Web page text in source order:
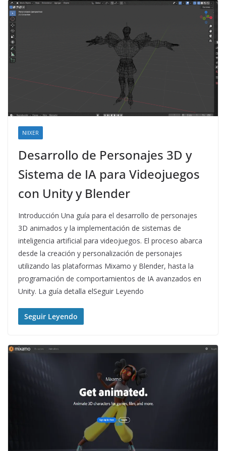
NIIXER
Desarrollo de Personajes 3D y
Sistema de IA para Videojuegos
con Unity y Blender
Introducción Una guía para el desarrollo de personajes
3D animados y la implementación de sistemas de
inteligencia artificial para videojuegos. El proceso abarca
desde la creación y personalización de personajes
utilizando las plataformas Mixamo y Blender, hasta la
programación de comportamientos de IA avanzados en
Unity. La guía detalla elSeguir Leyendo
Seguir Leyendo